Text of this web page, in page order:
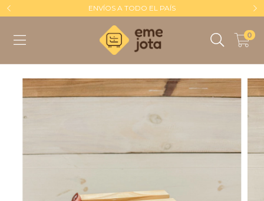
ENVÍOS A TODO EL PAÍS
0